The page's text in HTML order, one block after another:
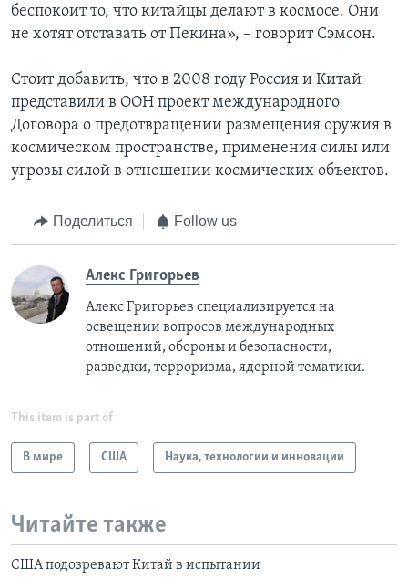
беспокоит то, что китайцы делают в космосе. Они
не хотят отставать от Пекина», – говорит Сэмсон.
Стоит добавить, что в 2008 году Россия и Китай
представили в ООН проект международного
Договора о предотвращении размещения оружия в
космическом пространстве, применения силы или
угрозы силой в отношении космических объектов.
Поделиться Follow us
Алекс Григорьев
Алекс Григорьев специализируется на
освещении вопросов международных
отношений, обороны и безопасности,
разведки, терроризма, ядерной тематики.
This item is part of
В мире США Наука, технологии и инновации
Читайте также
США подозревают Китай в испытании